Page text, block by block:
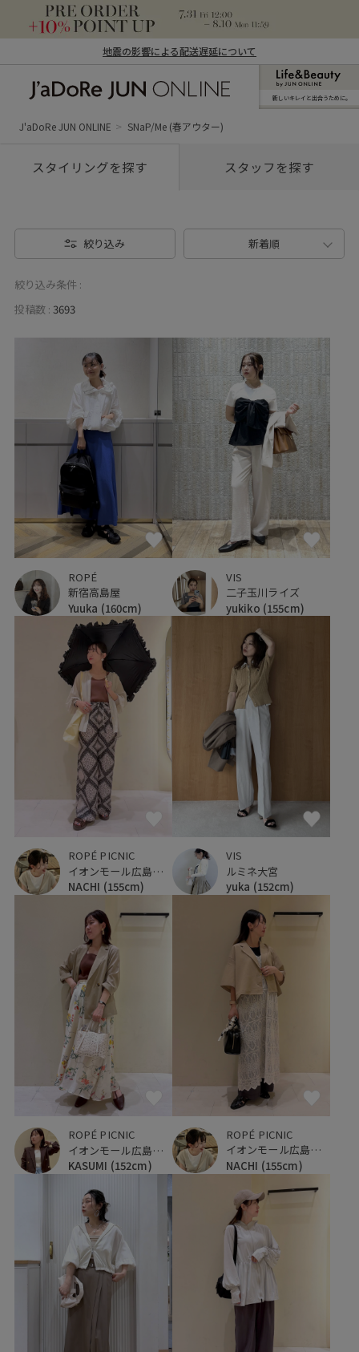
地震の影響による配送遅延について
ン オンライン）
新しいキレイと出合うために。
J'aDoRe JUN ONLINE SNaP/Me (春アウター)
スタイリングを探す スタッフを探す
絞り込み 新着順
絞り込み条件 :
投稿数 : 3693
ROPÉ
新宿高島屋
Yuuka (160cm)
VIS
二子玉川ライズ
yukiko (155cm)
ROPÉ PICNIC
イオンモール広島府中
NACHI (155cm)
VIS
ルミネ大宮
yuka (152cm)
ROPÉ PICNIC
イオンモール広島府中
KASUMI (152cm)
ROPÉ PICNIC
イオンモール広島府中
NACHI (155cm)